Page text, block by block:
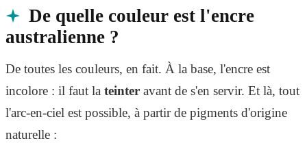
De quelle couleur est l'encre
australienne ?
De toutes les couleurs, en fait. À la base, l'encre est
incolore : il faut la teinter avant de s'en servir. Et là, tout
l'arc-en-ciel est possible, à partir de pigments d'origine
naturelle :